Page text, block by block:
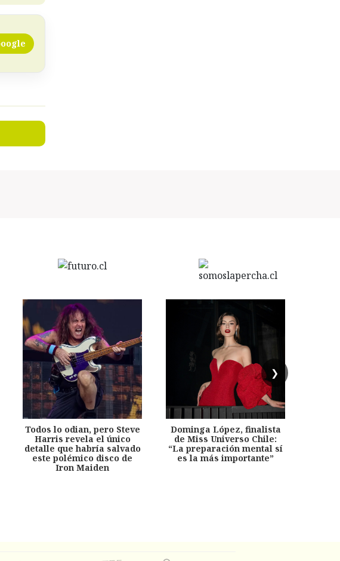
❯
Todos lo odian, pero Steve
Harris revela el único
detalle que habría salvado
este polémico disco de
Iron Maiden
Dominga López, finalista
de Miss Universo Chile:
“La preparación mental sí
es la más importante”